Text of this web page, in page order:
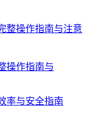
操作指南与